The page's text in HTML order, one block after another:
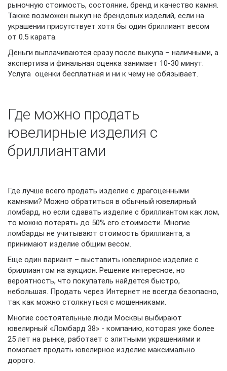
рыночную стоимость, состояние, бренд и качество камня.
Также возможен выкуп не брендовых изделий, если на
украшении присутствует хотя бы один бриллиант весом
от 0.5 карата.
Деньги выплачиваются сразу после выкупа – наличными, а
экспертиза и финальная оценка занимает 10-30 минут.
Услуга оценки бесплатная и ни к чему не обязывает.
Где можно продать
ювелирные изделия с
бриллиантами
Где лучше всего продать изделие с драгоценными
камнями? Можно обратиться в обычный ювелирный
ломбард, но если сдавать изделие с бриллиантом как лом,
то можно потерять до 50% его стоимости. Многие
ломбарды не учитывают стоимость бриллианта, а
принимают изделие общим весом.
Еще один вариант – выставить ювелирное изделие с
бриллиантом на аукцион. Решение интересное, но
вероятность, что покупатель найдется быстро,
небольшая. Продать через Интернет не всегда безопасно,
так как можно столкнуться с мошенниками.
Многие состоятельные люди Москвы выбирают
ювелирный «Ломбард 38» - компанию, которая уже более
25 лет на рынке, работает с элитными украшениями и
помогает продать ювелирное изделие максимально
дорого.